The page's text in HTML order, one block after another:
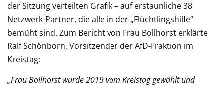
der Sitzung verteilten Grafik – auf erstaunliche 38
Netzwerk-Partner, die alle in der „Flüchtlingshilfe“
bemüht sind. Zum Bericht von Frau Bollhorst erklärte
Ralf Schönborn, Vorsitzender der AfD-Fraktion im
Kreistag:
„Frau Bollhorst wurde 2019 vom Kreistag gewählt und